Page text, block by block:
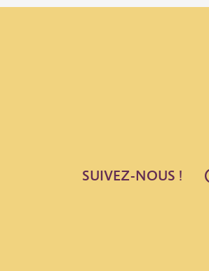
SUIVEZ-NOUS !